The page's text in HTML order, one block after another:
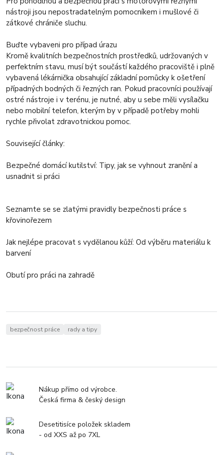
nástroji jsou nepostradatelným pomocníkem i mušlové či
zátkové chrániče sluchu.
Buďte vybaveni pro případ úrazu
Kromě kvalitních bezpečnostních prostředků, udržovaných v
perfektním stavu, musí být součástí každého pracoviště i plně
vybavená lékárnička obsahující základní pomůcky k ošetření
případných bodných či řezných ran. Pokud pracovníci používají
ostré nástroje i v terénu, je nutné, aby u sebe měli vysílačku
nebo mobilní telefon, kterým by v případě potřeby mohli
rychle přivolat zdravotnickou pomoc.
Související články:
Bezpečné domácí kutilství: Tipy, jak se vyhnout zranění a
usnadnit si práci
Seznamte se se zlatými pravidly bezpečnosti práce s
křovinořezem
Jak nejlépe pracovat s vydělanou kůží: Od výběru materiálu k
barvení
Obutí pro práci na zahradě
bezpečnost práce rady a tipy
Nákup přímo od výrobce.
Česká firma & český design
Desetitisíce položek skladem
- od XXS až po 7XL